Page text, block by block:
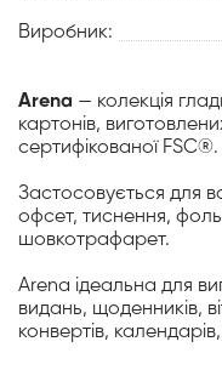
Виробник:
Arena — колекція
картонів,
сертифікованої FSC®.
Застосовується для
офсет, тиснення,
шовкотрафарет.
Arena ідеальна для
видань, щоденників,
конвертів,